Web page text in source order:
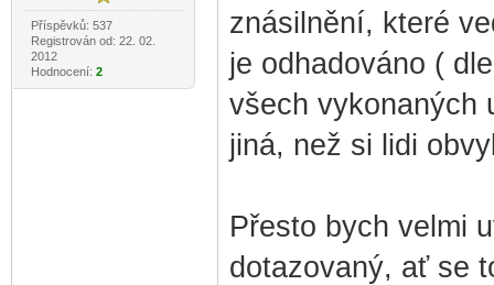
Příspěvků: 537
Registrován od: 22. 02.
2012
Hodnocení: 2
znásilnění, které
je odhadováno (
všech vykonaných
jiná, než si lidi
Přesto bych velmi
dotazovaný, ať se